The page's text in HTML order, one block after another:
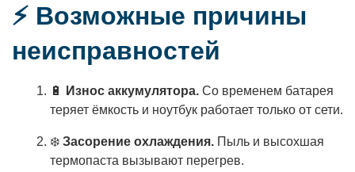
⚡ Возможные причины
неисправностей
🔋 Износ аккумулятора. Со временем батарея
теряет ёмкость и ноутбук работает только от сети.
❄️ Засорение охлаждения. Пыль и высохшая
термопаста вызывают перегрев.